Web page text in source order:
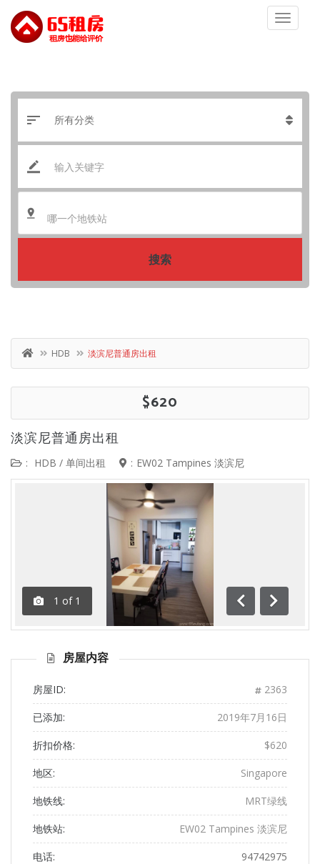
哪一个地铁站
搜索
HDB 淡滨尼普通房出租
$620
淡滨尼普通房出租
: HDB / 单间出租 : EW02 Tampines 淡滨尼
1 of 1
前一
页
下一
页
房屋内容
房屋ID: 2363
已添加: 2019年7月16日
折扣价格: $620
地区: Singapore
地铁线: MRT绿线
地铁站: EW02 Tampines 淡滨尼
电话: 94742975